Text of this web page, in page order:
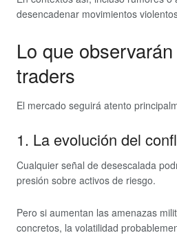
desencadenar movimientos
Lo que
traders
El mercado seguirá atento
1. La evolución del
Cualquier señal de desescalada
presión sobre activos de riesgo.
Pero si aumentan las amenazas
concretos, la volatilidad